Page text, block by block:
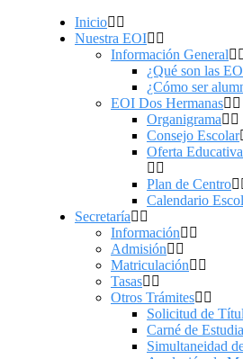
Inicio
Nuestra EOI
Información General
¿Qué son las
¿Cómo ser
EOI Dos Hermanas
Organigrama
Consejo Escolar
Oferta
Plan de Centro
Calendario
Secretaría
Información
Admisión
Matriculación
Tasas
Otros Trámites
Solicitud de
Carné de
Simultaneidad